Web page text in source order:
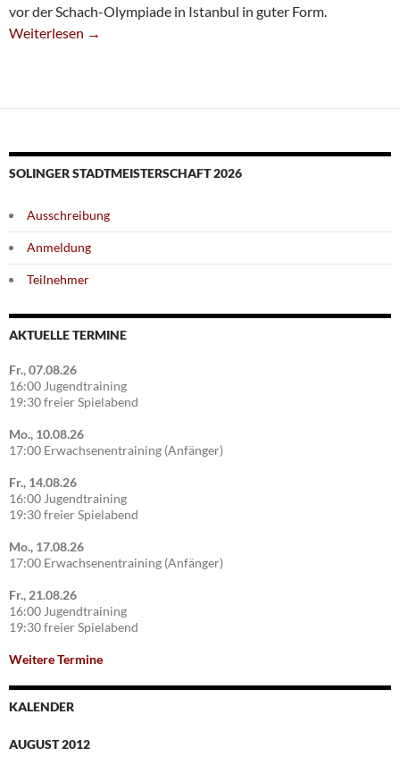
vor der Schach-Olympiade in Istanbul in guter Form.
Markus Ragger Gewinnt Auch Husek-Open In Wien
Weiterlesen →
SOLINGER STADTMEISTERSCHAFT 2026
Ausschreibung
Anmeldung
Teilnehmer
AKTUELLE TERMINE
Fr., 07.08.26
16:00 Jugendtraining
19:30 freier Spielabend
Mo., 10.08.26
17:00 Erwachsenentraining (Anfänger)
Fr., 14.08.26
16:00 Jugendtraining
19:30 freier Spielabend
Mo., 17.08.26
17:00 Erwachsenentraining (Anfänger)
Fr., 21.08.26
16:00 Jugendtraining
19:30 freier Spielabend
Weitere Termine
KALENDER
AUGUST 2012